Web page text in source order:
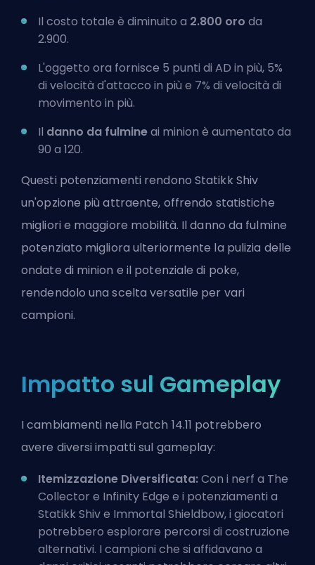
Il costo totale è diminuito a 2.800 oro da
2.900.
L'oggetto ora fornisce 5 punti di AD in più, 5%
di velocità d'attacco in più e 7% di velocità di
movimento in più.
Il danno da fulmineai minion è aumentato da
90 a 120.
Questi potenziamenti rendono Statikk Shiv
un'opzione più attraente, offrendo statistiche
migliori e maggiore mobilità. Il danno da fulmine
potenziato migliora ulteriormente la pulizia delle
ondate di minion e il potenziale di poke,
rendendolo una scelta versatile per vari
campioni.
Impatto sul Gameplay
I cambiamenti nella Patch 14.11 potrebbero
avere diversi impatti sul gameplay:
Itemizzazione Diversificata:Con i nerf a The
Collector e Infinity Edge e i potenziamenti a
Statikk Shiv e Immortal Shieldbow, i giocatori
potrebbero esplorare percorsi di costruzione
alternativi. I campioni che si affidavano a